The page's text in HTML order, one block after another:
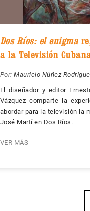
Dos Ríos: el enigma
a la Televisión
Por: Mauricio Núñez
El diseñador y editor
Vázquez comparte la
abordar para la televisión la
José Martí en Dos Ríos.
VER MÁS